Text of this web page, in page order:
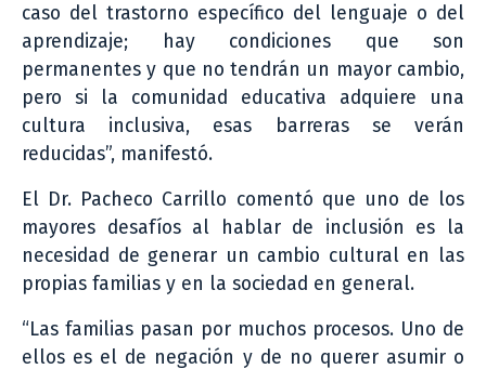
caso del trastorno específico del lenguaje o del
aprendizaje; hay condiciones que son
permanentes y que no tendrán un mayor cambio,
pero si la comunidad educativa adquiere una
cultura inclusiva, esas barreras se verán
reducidas”, manifestó.
El Dr. Pacheco Carrillo comentó que uno de los
mayores desafíos al hablar de inclusión es la
necesidad de generar un cambio cultural en las
propias familias y en la sociedad en general.
“Las familias pasan por muchos procesos. Uno de
ellos es el de negación y de no querer asumir o